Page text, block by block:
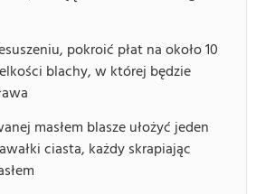
pokroić płat na około 10
blachy, w której będzie
masłem blasze ułożyć jeden
ciasta, każdy skrapiając